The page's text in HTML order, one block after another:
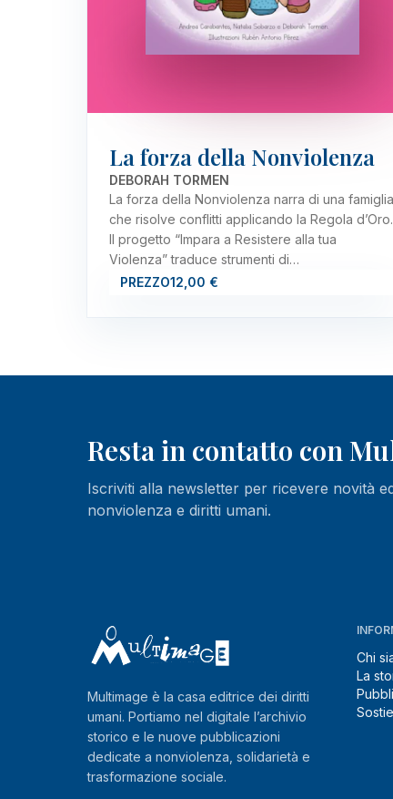
La forza della Nonviolenza
DEBORAH TORMEN
La forza della Nonviolenza narra di una famiglia
che risolve conflitti applicando la Regola d’Oro.
Il progetto “Impara a Resistere alla tua
Violenza” traduce strumenti di…
PREZZO12,00 €
Resta in contatto con
Iscriviti alla newsletter per ricevere novità
nonviolenza e diritti umani.
Multimage è la casa editrice dei diritti
umani. Portiamo nel digitale l’archivio
storico e le nuove pubblicazioni
dedicate a nonviolenza, solidarietà e
trasformazione sociale.
Chi
La